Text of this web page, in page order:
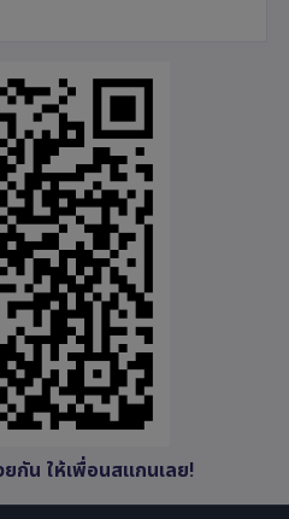
ยกัน ให้เพื่อนสแกนเลย!